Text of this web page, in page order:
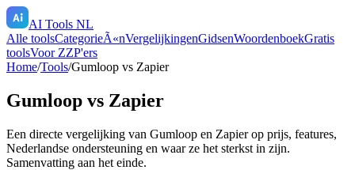
AI Tools NL
Alle toolsCategorieÃ«nVergelijkingenGidsenWoordenboekGratis
toolsVoor ZZP'ers
Home/Tools/Gumloop vs Zapier
Gumloop vs Zapier
Een directe vergelijking van Gumloop en Zapierop prijs, features,
Nederlandse ondersteuning en waar ze het sterkst in zijn.
Samenvatting aan het einde.